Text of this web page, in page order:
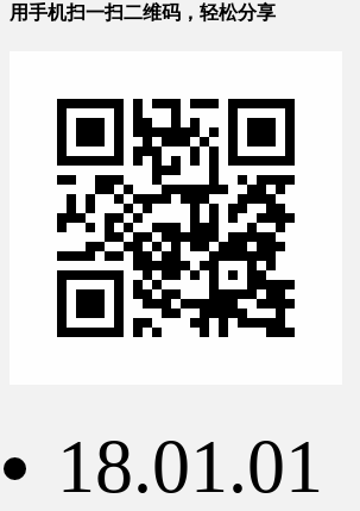
用手机扫一扫二维码，轻松分享
18.01.01